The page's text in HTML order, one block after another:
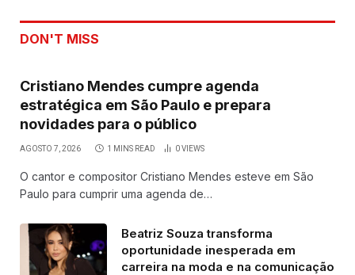
DON'T MISS
Cristiano Mendes cumpre agenda
estratégica em São Paulo e prepara
novidades para o público
AGOSTO 7, 2026 1 MINS READ 0VIEWS
O cantor e compositor Cristiano Mendes esteve em São
Paulo para cumprir uma agenda de…
Beatriz Souza transforma
oportunidade inesperada em
carreira na moda e na comunicação